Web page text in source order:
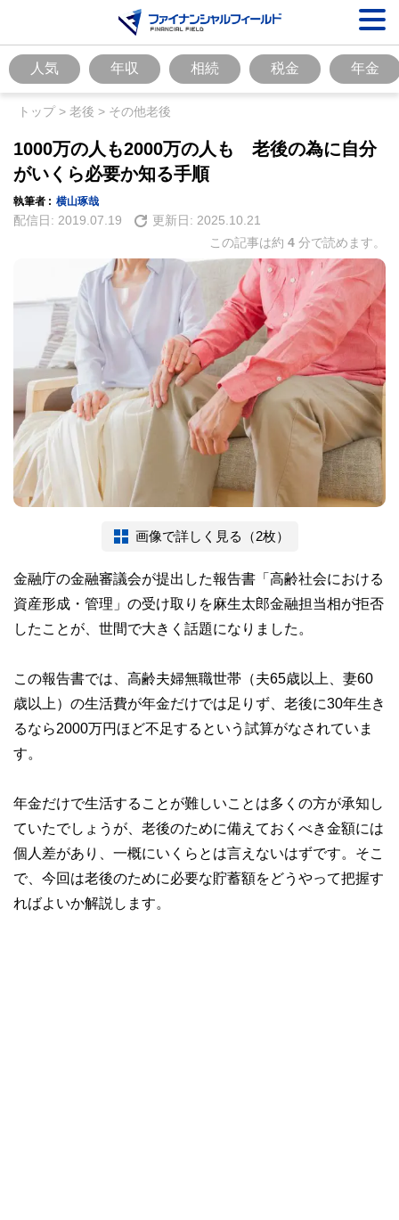
人気 年収 相続 税金 年金
トップ> 老後 > その他老後
1000万の人も2000万の人も 老後の為に自分
がいくら必要か知る手順
執筆者 : 横山琢哉
配信日: 2019.07.19 更新日: 2025.10.21
この記事は約 4 分で読めます。
画像で詳しく見る（2枚）
金融庁の金融審議会が提出した報告書「高齢社会における
資産形成・管理」の受け取りを麻生太郎金融担当相が拒否
したことが、世間で大きく話題になりました。
この報告書では、高齢夫婦無職世帯（夫65歳以上、妻60
歳以上）の生活費が年金だけでは足りず、老後に30年生き
るなら2000万円ほど不足するという試算がなされていま
す。
年金だけで生活することが難しいことは多くの方が承知し
ていたでしょうが、老後のために備えておくべき金額には
個人差があり、一概にいくらとは言えないはずです。そこ
で、今回は老後のために必要な貯蓄額をどうやって把握す
ればよいか解説します。